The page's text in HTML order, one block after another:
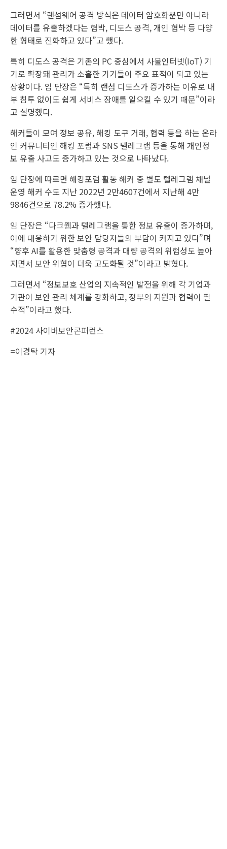
그러면서 “랜섬웨어 공격 방식은 데이터 암호화뿐만 아니라
데이터를 유출하겠다는 협박, 디도스 공격, 개인 협박 등 다양
한 형태로 진화하고 있다”고 했다.
특히 디도스 공격은 기존의 PC 중심에서 사물인터넷(IoT) 기
기로 확장돼 관리가 소홀한 기기들이 주요 표적이 되고 있는
상황이다. 임 단장은 “특히 랜섬 디도스가 증가하는 이유로 내
부 침투 없이도 쉽게 서비스 장애를 일으킬 수 있기 때문”이라
고 설명했다.
해커들이 모여 정보 공유, 해킹 도구 거래, 협력 등을 하는 온라
인 커뮤니티인 해킹 포럼과 SNS 텔레그램 등을 통해 개인정
보 유출 사고도 증가하고 있는 것으로 나타났다.
임 단장에 따르면 해킹포럼 활동 해커 중 별도 텔레그램 채널
운영 해커 수도 지난 2022년 2만4607건에서 지난해 4만
9846건으로 78.2% 증가했다.
임 단장은 “다크웹과 텔레그램을 통한 정보 유출이 증가하며,
이에 대응하기 위한 보안 담당자들의 부담이 커지고 있다”며
“향후 AI를 활용한 맞춤형 공격과 대량 공격의 위험성도 높아
지면서 보안 위협이 더욱 고도화될 것”이라고 밝혔다.
그러면서 “정보보호 산업의 지속적인 발전을 위해 각 기업과
기관이 보안 관리 체계를 강화하고, 정부의 지원과 협력이 필
수적”이라고 했다.
#2024 사이버보안콘퍼런스
=이경탁 기자